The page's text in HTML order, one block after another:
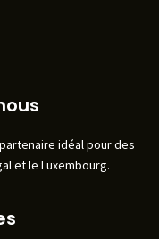
idéal pour des
et le Luxembourg.